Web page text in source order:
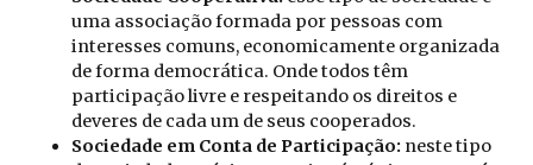
uma associação formada por pessoas com
interesses comuns, economicamente organizada
de forma democrática. Onde todos têm
participação livre e respeitando os direitos e
deveres de cada um de seus cooperados.
Sociedade em Conta de Participação: neste tipo